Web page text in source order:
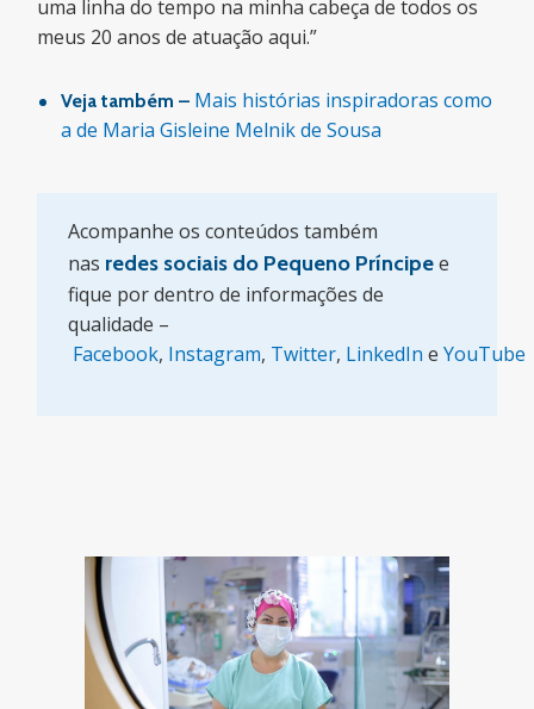
uma linha do tempo na minha cabeça de todos os
meus 20 anos de atuação aqui.”
Veja também – Mais histórias inspiradoras como
a de Maria Gisleine Melnik de Sousa
Acompanhe os conteúdos também
nas redes sociais do Pequeno Príncipee
fique por dentro de informações de
qualidade –
Facebook, Instagram, Twitter, LinkedIn eYouTube